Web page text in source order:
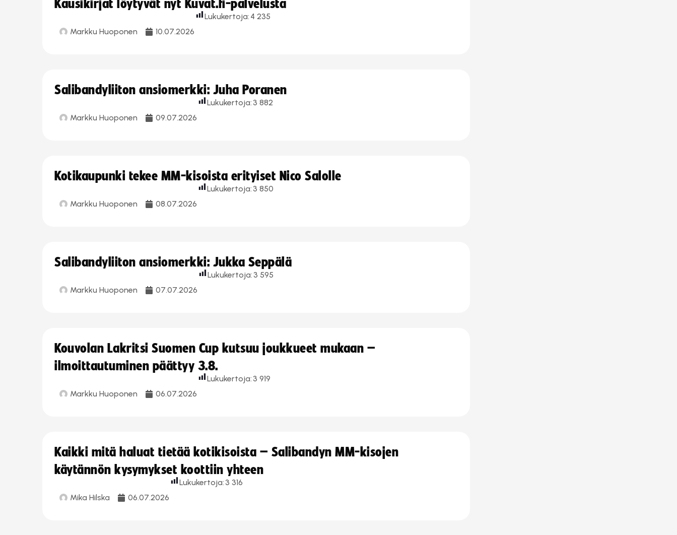
Kausikirjat löytyvät nyt Kuvat.fi-palvelusta
Markku Huoponen 10.07.2026
Lukukertoja: 4 235
Salibandyliiton ansiomerkki: Juha Poranen
Markku Huoponen 09.07.2026
Lukukertoja: 3 882
Kotikaupunki tekee MM-kisoista erityiset Nico Salolle
Markku Huoponen 08.07.2026
Lukukertoja: 3 850
Salibandyliiton ansiomerkki: Jukka Seppälä
Markku Huoponen 07.07.2026
Lukukertoja: 3 595
Kouvolan Lakritsi Suomen Cup kutsuu joukkueet mukaan –
ilmoittautuminen päättyy 3.8.
Markku Huoponen 06.07.2026
Lukukertoja: 3 919
Kaikki mitä haluat tietää kotikisoista – Salibandyn MM-kisojen
käytännön kysymykset koottiin yhteen
Mika Hilska 06.07.2026
Lukukertoja: 3 316